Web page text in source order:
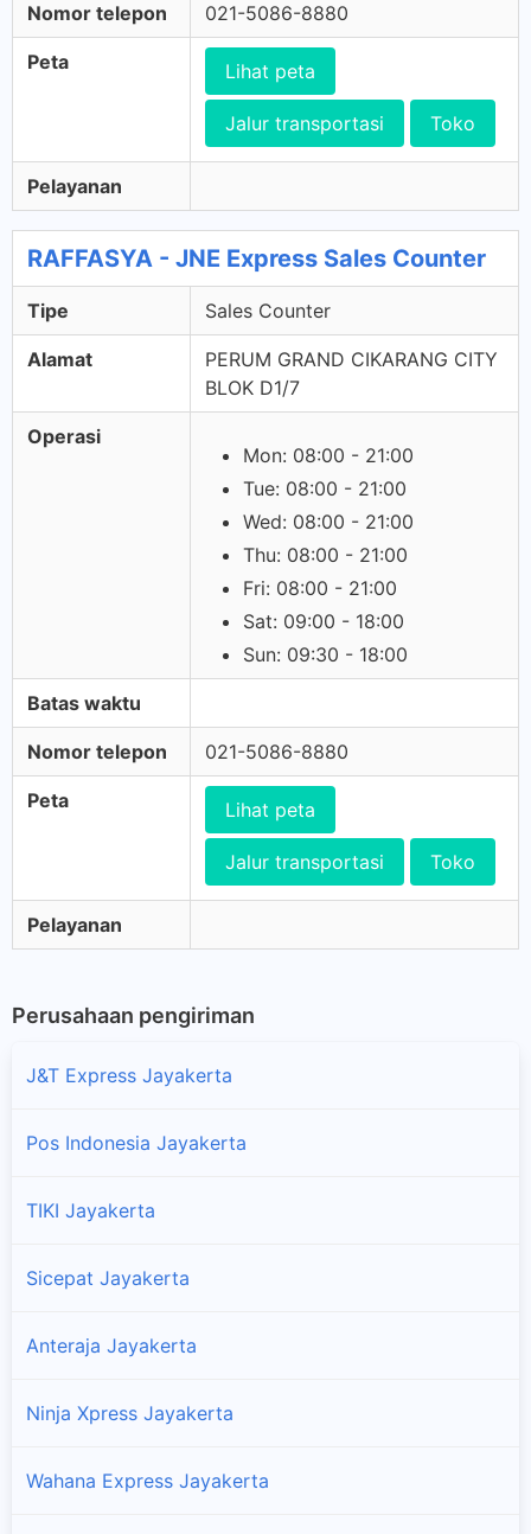
Nomor telepon 021-5086-8880
Peta Lihat peta
Jalur transportasi Toko
Pelayanan
RAFFASYA - JNE Express Sales Counter
Tipe Sales Counter
Alamat
PERUM GRAND CIKARANG CITY
BLOK D1/7
Operasi
Mon: 08:00 - 21:00
Tue: 08:00 - 21:00
Wed: 08:00 - 21:00
Thu: 08:00 - 21:00
Fri: 08:00 - 21:00
Sat: 09:00 - 18:00
Sun: 09:30 - 18:00
Batas waktu
Nomor telepon 021-5086-8880
Peta Lihat peta
Jalur transportasi Toko
Pelayanan
Perusahaan pengiriman
J&T Express Jayakerta
Pos Indonesia Jayakerta
TIKI Jayakerta
Sicepat Jayakerta
Anteraja Jayakerta
Ninja Xpress Jayakerta
Wahana Express Jayakerta